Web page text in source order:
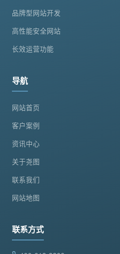
品牌型网站开发
高性能安全网站
长效运营功能
导航
网站首页
客户案例
资讯中心
关于尧图
联系我们
网站地图
联系方式